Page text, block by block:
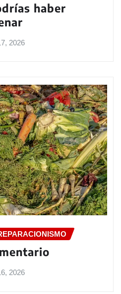
haber
2026
2026